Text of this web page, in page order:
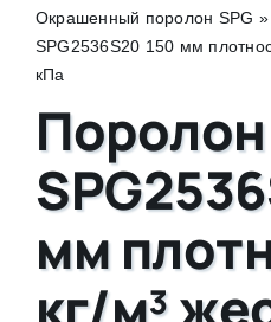
Окрашенный поролон SPG »
SPG2536S20 150 мм
кПа
мм
кг/м³